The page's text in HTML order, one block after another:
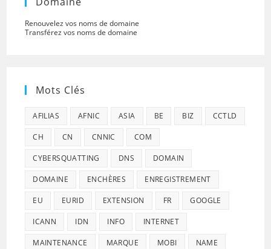
Renouvelez vos noms de domaine
Transférez vos noms de domaine
Mots Clés
AFILIAS AFNIC ASIA BE BIZ CCTLD
CH CN CNNIC COM
CYBERSQUATTING DNS DOMAIN
DOMAINE ENCHÈRES ENREGISTREMENT
EU EURID EXTENSION FR GOOGLE
ICANN IDN INFO INTERNET
MAINTENANCE MARQUE MOBI NAME